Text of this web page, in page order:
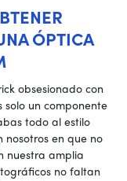
ÓPTICA
obsesionado con
un componente
todo al estilo
nosotros en que no
nuestra amplia
no faltan